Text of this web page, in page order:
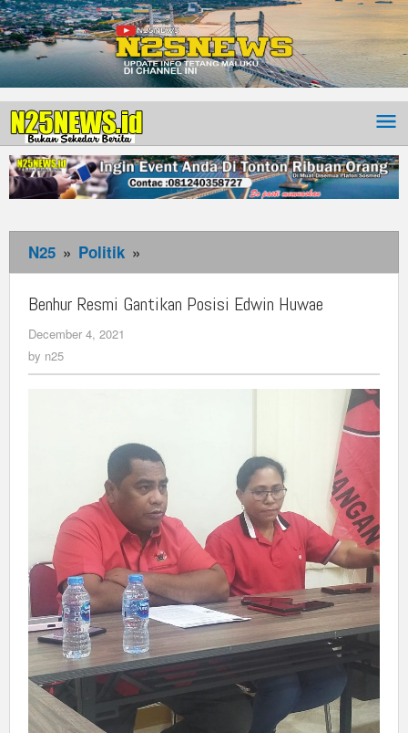
N25 » Politik »
Resmi
Gantikan
Benhur Resmi Gantikan Posisi Edwin Huwae
December 4, 2021
by n25